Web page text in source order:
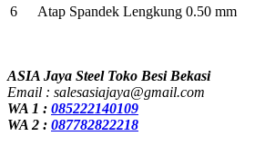
6
Atap Spandek Lengkung 0.50 mm
ASIA Jaya Steel Toko Besi Bekasi
Email : salesasiajaya@gmail.com
WA 1 : 085222140109
WA 2 : 087782822218